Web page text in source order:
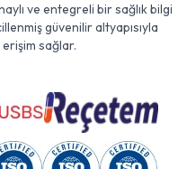
ve entegreli bir sağlık bilgi
güvenilir altyapısıyla
sağlar.